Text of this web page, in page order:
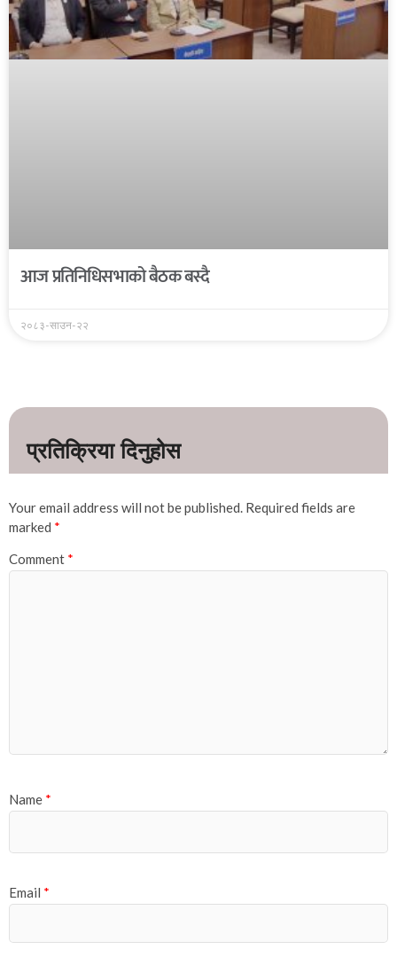
आज प्रतिनिधिसभाको बैठक बस्दै
२०८३-साउन-२२
Your email address will not be published. Required fields are
marked *
Comment *
Name *
Email *